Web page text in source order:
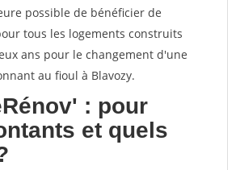
possible de bénéficier de
tous les logements construits
ans pour le changement d'une
au fioul à Blavozy.
: pour
et quels